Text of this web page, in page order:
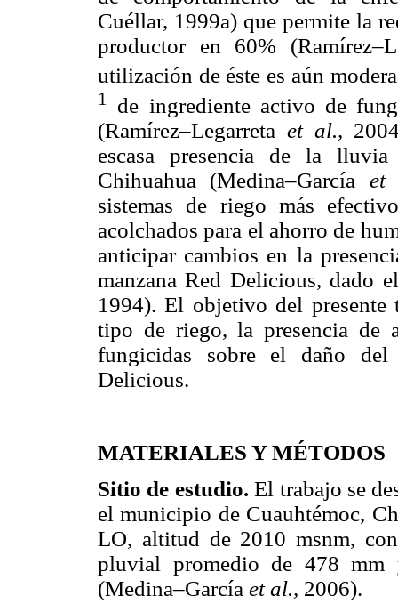
Cuéllar, 1999a) que permite la
productor en 60%
utilización de éste es aún
1
de ingrediente activo de
(Ramírez–Legarreta et al.,
escasa presencia de la
Chihuahua (Medina–García
sistemas de riego más
acolchados para el ahorro de
anticipar cambios en la
manzana Red Delicious, dado
1994). El objetivo del
tipo de riego, la presencia de
fungicidas sobre el daño
Delicious.
MATERIALES Y MÉTODOS
Sitio de estudio.El trabajo se
el municipio de Cuauhtémoc,
LO, altitud de 2010 msnm,
pluvial promedio de 478 mm
(Medina–García et al., 2006).